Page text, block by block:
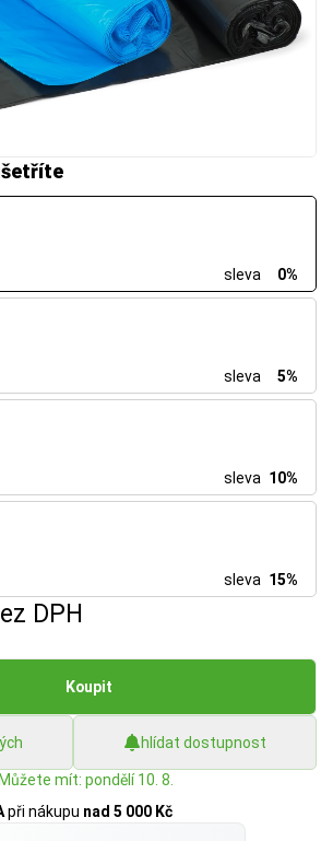
sleva
0%
sleva
5%
sleva 10%
sleva 15%
DPH
Koupit
hlídat dostupnost
. Můžete mít: pondělí 10. 8.
při nákupu nad 5 000 Kč